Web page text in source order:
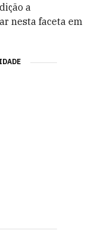
a
nesta faceta em